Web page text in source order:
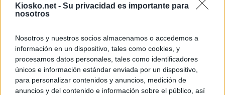
Kiosko.net - Su privacidad es importante para
nosotros
Nosotros y nuestros socios almacenamos o accedemos a
información en un dispositivo, tales como cookies, y
procesamos datos personales, tales como identificadores
únicos e información estándar enviada por un dispositivo,
para personalizar contenidos y anuncios, medición de
anuncios y del contenido e información sobre el público, así